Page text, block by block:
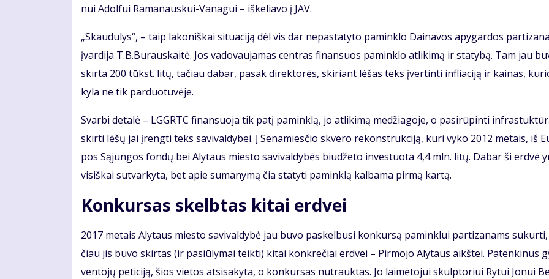
nui Adol­fui Ra­ma­naus­kui-Va­na­gui – iš­ke­lia­vo į JAV.
„Skau­du­lys“, – taip la­ko­niš­kai si­tu­a­ci­ją dėl vis dar ne­pa­sta­ty­to pa­min­klo Dai­na­vos apy­gar­dos
įvar­di­ja T.B.Bu­raus­kai­tė. Jos va­do­vau­ja­mas cen­tras fi­nan­suos pa­min­klo at­li­ki­mą ir sta­ty­bą. Tam jau
skir­ta 200 tūkst. li­tų, ta­čiau da­bar, pa­sak di­rek­to­rės, ski­riant lė­šas teks įver­tin­ti in­flia­ci­ją ir kai­nas,
ky­la ne tik par­duo­tu­vė­je.
Svar­bi de­ta­lė – LGGRTC fi­nan­suo­ja tik pa­tį pa­min­klą, jo at­li­ki­mą me­džia­go­je, o pa­si­rū­pin­ti
skir­ti lė­šų jai įreng­ti teks sa­vi­val­dy­bei. Į Se­na­mies­čio skve­ro re­konst­ruk­ci­ją, ku­ri vy­ko 2012 me­tais, iš
pos Są­jun­gos fon­dų bei Aly­taus mies­to sa­vi­val­dy­bės biu­dže­to in­ves­tuo­ta 4,4 mln. li­tų. Da­bar ši erd­vė
vi­siš­kai su­tvar­ky­ta, bet apie su­ma­ny­mą čia sta­ty­ti pa­min­klą kal­ba­ma pir­mą kar­tą.
Kon­kur­sas skelb­tas ki­tai erd­vei
2017 me­tais Aly­taus mies­to sa­vi­val­dy­bė jau bu­vo pa­skel­bu­si kon­kur­są pa­min­klui par­ti­za­nams
čiau jis bu­vo skir­tas (ir pa­siū­ly­mai teik­ti) ki­tai kon­kre­čiai erd­vei – Pir­mo­jo Aly­taus aikš­tei. Pa­ten­ki­nus
ven­to­jų pe­ti­ci­ją, šios vie­tos at­si­sa­ky­ta, o kon­kur­sas nu­trauk­tas. Jo lai­mė­to­jui skulp­to­riui Ry­tui Jo­nui